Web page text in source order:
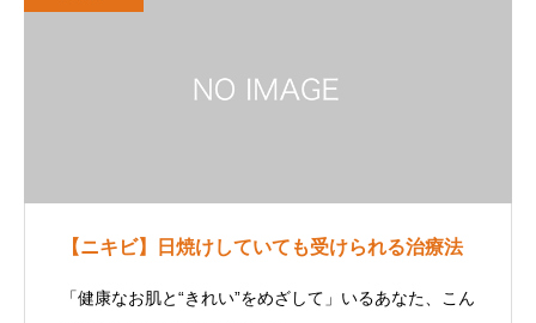
【ニキビ】日焼けしていても受けられる治療法
「健康なお肌と“きれい”をめざして」いるあなた、こん